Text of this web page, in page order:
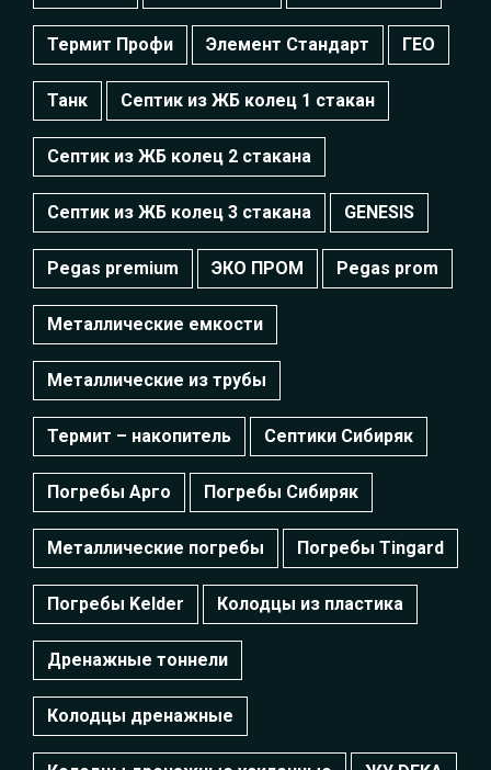
Термит Профи Элемент Стандарт ГЕО
Танк Септик из ЖБ колец 1 стакан
Септик из ЖБ колец 2 стакана
Септик из ЖБ колец 3 стакана GENESIS
Pegas premium ЭКО ПРОМ Pegas prom
Металлические емкости
Металлические из трубы
Термит – накопитель Септики Сибиряк
Погребы Арго Погребы Сибиряк
Металлические погребы Погребы Tingard
Погребы Kelder Колодцы из пластика
Дренажные тоннели
Колодцы дренажные